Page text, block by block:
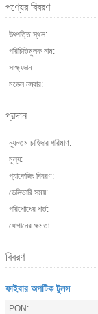
পণ্যের বিবরণ
উৎপত্তি স্থল:
পরিচিতিমুলক নাম:
সাক্ষ্যদান:
মডেল নম্বার:
প্রদান
ন্যূনতম চাহিদার পরিমাণ:
মূল্য:
প্যাকেজিং বিবরণ:
ডেলিভারি সময়:
পরিশোধের শর্ত:
যোগানের ক্ষমতা:
বিবরণ
ফাইবার অপটিক টুলস
PON: